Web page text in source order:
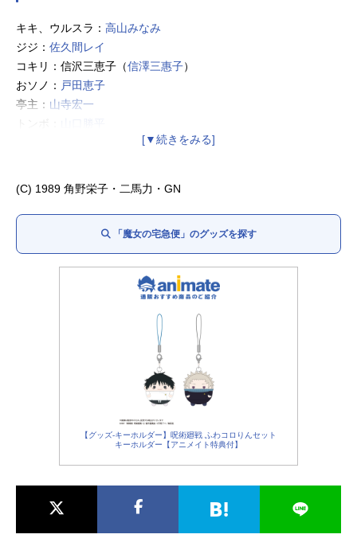
キキ、ウルスラ： 高山みなみ
ジジ： 佐久間レイ
コキリ：信沢三恵子（信澤三惠子）
おソノ： 戸田恵子
亭主： 山寺宏一
加藤治子
(C) 1989 角野栄子・二馬力・GN
「魔女の宅急便」のグッズを探す
【グッズ-キーホルダー】呪術廻戦 ふわコロりんセット
キーホルダー【アニメイト特典付】